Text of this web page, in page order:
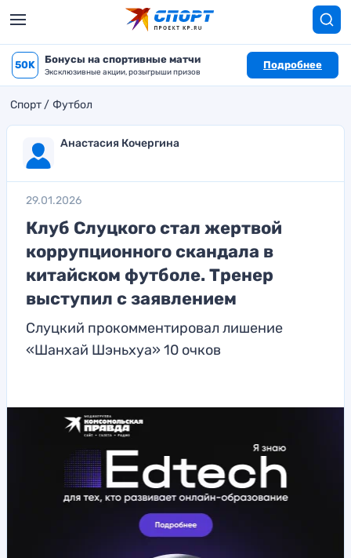
50K Бонусы на спортивные матчи
Эксклюзивные акции, розыгрыши призов
Подробнее
Спорт Футбол
Анастасия Кочергина
29.01.2026
Клуб Слуцкого стал жертвой
коррупционного скандала в
китайском футболе. Тренер
выступил с заявлением
Слуцкий прокомментировал лишение
«Шанхай Шэньхуа» 10 очков